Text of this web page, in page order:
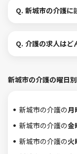
Q. 新城市の介護に
Q. 介護の求人はど
新城市の介護の曜日
新城市の介護の月
新城市の介護の金
新城市の介護の火